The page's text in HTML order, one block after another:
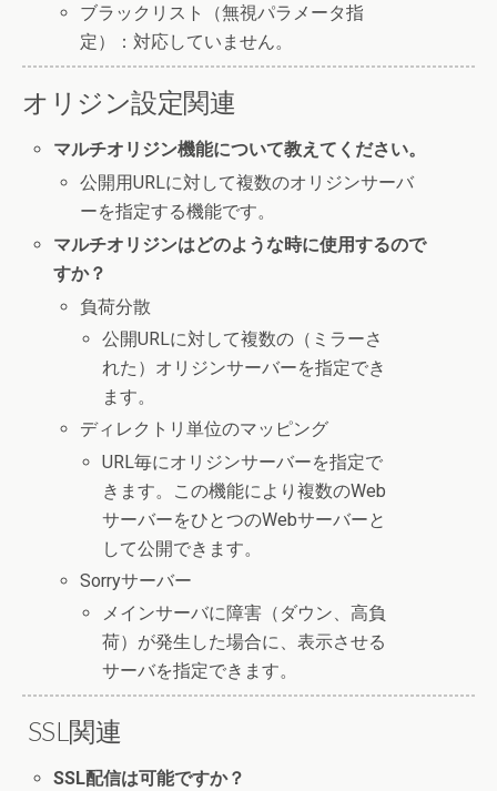
ブラックリスト（無視パラメータ指
定）：対応していません。
オリジン設定関連
マルチオリジン機能について教えてください。
公開用URLに対して複数のオリジンサーバ
ーを指定する機能です。
マルチオリジンはどのような時に使用するので
すか？
負荷分散
公開URLに対して複数の（ミラーさ
れた）オリジンサーバーを指定でき
ます。
ディレクトリ単位のマッピング
URL毎にオリジンサーバーを指定で
きます。この機能により複数のWeb
サーバーをひとつのWebサーバーと
して公開できます。
Sorryサーバー
メインサーバに障害（ダウン、高負
荷）が発生した場合に、表示させる
サーバを指定できます。
SSL関連
SSL配信は可能ですか？